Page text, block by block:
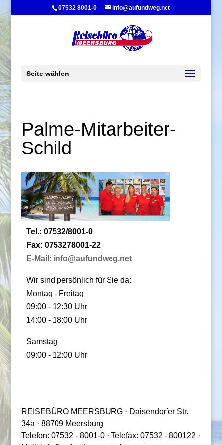
07532 8001-0 info@aufundweg.net
Seite wählen
Palme-Mitarbeiter-
Schild
Tel.: 07532/8001-0
Fax: 0753278001-22
E-Mail: info@aufundweg.net
Wir sind persönlich für Sie da:
Montag - Freitag
09:00 - 12:30 Uhr
14:00 - 18:00 Uhr
Samstag
09:00 - 12:00 Uhr
REISEBÜRO MEERSBURG · Daisendorfer Str.
34a · 88709 Meersburg
Telefon: 07532 - 8001-0 · Telefax: 07532 - 800122 ·